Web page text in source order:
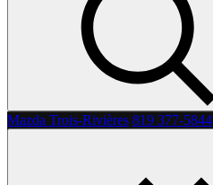
Mazda Trois-Rivières 819 377-5844